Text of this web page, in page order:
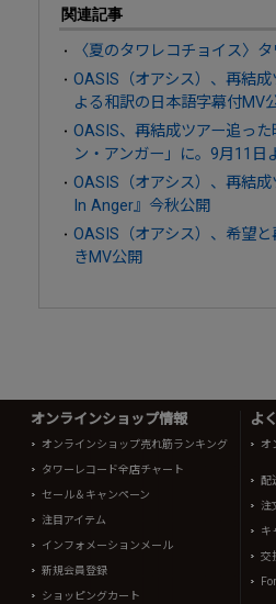
関連記事
〈夏のタワレコチョイス〉
OASIS（オアシス）、再結
よる和訳の日本語字幕付MV
OASIS、再結成ツアー追っ
ン・アンガー」に。9月11日
OASIS（オアシス）、再結
In Anger』今秋公開
OASIS（オアシス）、希望
きMV公開
オンラインショップ情報
オンラインショップ売れ筋ランキング
タワーレコード全店チャート
セール＆キャンペーン
注目アイテム
インフォメーションメール
新規会員登録
ショッピングカート
よ
オ
配
注
キ
交